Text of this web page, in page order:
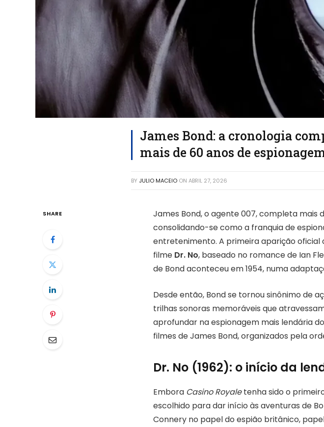
James Bond: a cronologia
mais de 60 anos de
BY JULIO MACEIO ON ABRIL 27, 2026
SHARE
James Bond, o agente 007, completa mais
consolidando-se como a franquia de
entretenimento. A primeira aparição oficial
filme Dr. No, baseado no romance de Ian
de Bond aconteceu em 1954, numa
Desde então, Bond se tornou sinônimo de
trilhas sonoras memoráveis que
aprofundar na espionagem mais lendária
filmes de James Bond, organizados pela
Dr. No (1962): o início da
Embora Casino Royaletenha sido o
escolhido para dar início às aventuras de
Connery no papel do espião britânico,